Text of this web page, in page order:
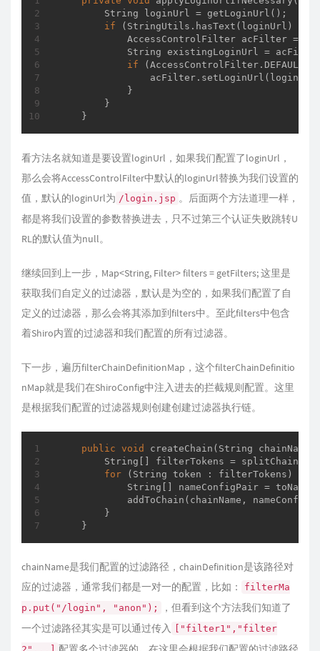
        String loginUrl = getLoginUrl();
if (StringUtils.hasText(loginUrl)
AccessControlFilter acFilter =
String existingLoginUrl =
if
            }
        }
    }
看方法名就知道是要设置loginUrl，如果我们配置了loginUrl，
那么会将AccessControlFilter中默认的loginUrl替换为我们设置的
值，默认的loginUrl为 /login.jsp 。后面两个方法道理一样，
都是将我们设置的参数替换进去，只不过第三个认证失败跳转U
RL的默认值为null。
继续回到上一步，Map<String, Filter> filters = getFilters; 这里是
获取我们自定义的过滤器，默认是为空的，如果我们配置了自
定义的过滤器，那么会将其添加到filters中。至此filters中包含
着Shiro内置的过滤器和我们配置的所有过滤器。
下一步，遍历filterChainDefinitionMap，这个filterChainDefinitio
nMap就是我们在ShiroConfig中注入进去的拦截规则配置。这里
是根据我们配置的过滤器规则创建创建过滤器执行链。
public void createChain (String
String[] filterTokens =
for (String token : filterTokens) {
String[] nameConfigPair =
addToChain(chainName,
        }
    }
chainName是我们配置的过滤路径，chainDefinition是该路径对
应的过滤器，通常我们都是一对一的配置，比如：
filterMa
p.put("/login", "anon");
，但看到这个方法我们知道了
一个过滤路径其实是可以通过传入
["filter1","filter